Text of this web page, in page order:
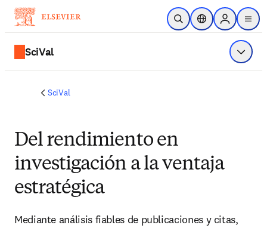
Saltar al contenido principal
Abrir búsqueda
Selector deSign in to
menu
SciVal
SciVal
Del rendimiento en
investigación a la ventaja
estratégica
Mediante análisis fiables de publicaciones y citas,